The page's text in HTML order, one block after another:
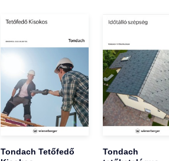
Tondach Tetőfedő
Tondach